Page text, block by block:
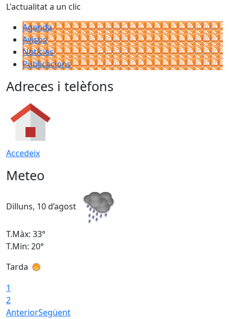
L'actualitat a un clic
Agenda
Avisos
Notícies
Publicacions
Adreces i telèfons
Accedeix
Meteo
Dilluns, 10 d’agost
T.Màx: 33°
T.Min: 20°
Tarda
1
2
AnteriorSegüent